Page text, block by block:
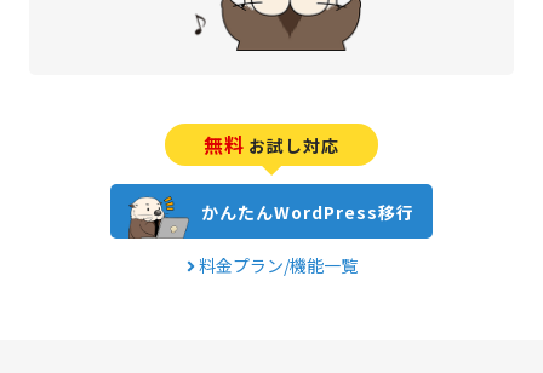
無料 お試し対応
かんたんWordPress移行
料金プラン/機能一覧